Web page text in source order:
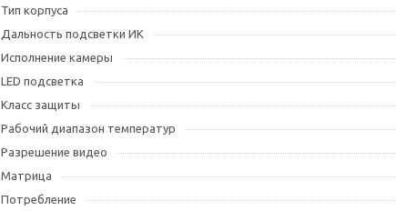
Тип корпуса
Дальность подсветки ИК
Исполнение камеры
LED подсветка
Класс защиты
Рабочий диапазон температур
Разрешение видео
Матрица
Потребление